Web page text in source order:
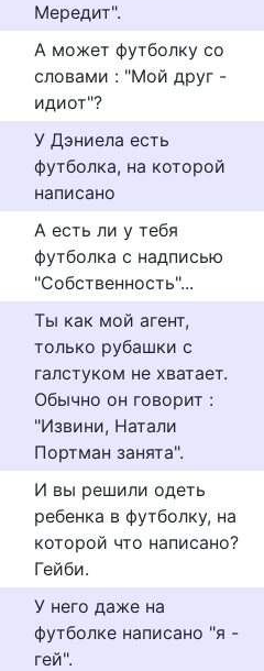
Мередит".
А может футболку со
словами : "Мой друг -
идиот"?
У Дэниела есть
футболка, на которой
написано
А есть ли у тебя
футболка с надписью
"Собственность"...
Ты как мой агент,
только рубашки с
галстуком не хватает.
Обычно он говорит :
"Извини, Натали
Портман занята".
И вы решили одеть
ребенка в футболку, на
которой что написано?
Гейби.
У него даже на
футболке написано "я -
гей".